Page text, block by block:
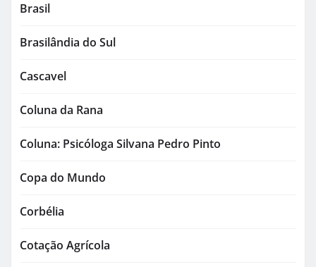
Brasil
Brasilândia do Sul
Cascavel
Coluna da Rana
Coluna: Psicóloga Silvana Pedro Pinto
Copa do Mundo
Corbélia
Cotação Agrícola